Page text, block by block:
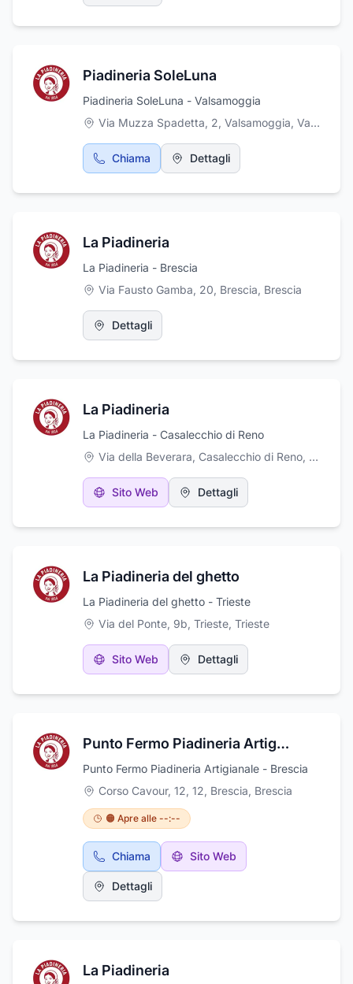
Piadineria SoleLuna
Piadineria SoleLuna - Valsamoggia
Via Muzza Spadetta, 2, Valsamoggia, Valsamoggia
Chiama Dettagli
La Piadineria
La Piadineria - Brescia
Via Fausto Gamba, 20, Brescia, Brescia
Dettagli
La Piadineria
La Piadineria - Casalecchio di Reno
Via della Beverara, Casalecchio di Reno,
Sito Web Dettagli
La Piadineria del ghetto
La Piadineria del ghetto - Trieste
Via del Ponte, 9b, Trieste, Trieste
Sito Web Dettagli
Punto Fermo Piadineria Artigianale
Punto Fermo Piadineria Artigianale - Brescia
Corso Cavour, 12, 12, Brescia, Brescia
🟠 Apre alle --:--
Chiama Sito Web
Dettagli
La Piadineria